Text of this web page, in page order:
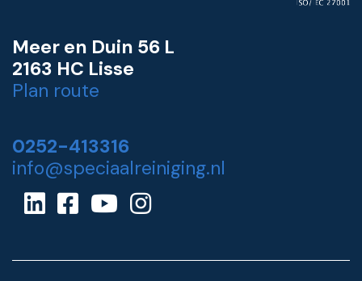
Meer en Duin 56 L
2163 HC Lisse
Plan route
0252-413316
info@speciaalreiniging.nl